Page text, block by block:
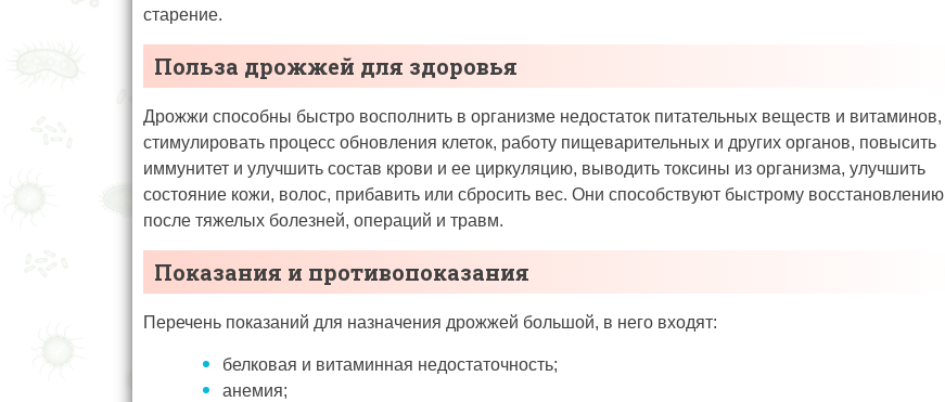
старение.
Польза дрожжей для здоровья
Дрожжи способны быстро восполнить в организме недостаток питательных веществ и витаминов,
стимулировать процесс обновления клеток, работу пищеварительных и других органов, повысить
иммунитет и улучшить состав крови и ее циркуляцию, выводить токсины из организма, улучшить
состояние кожи, волос, прибавить или сбросить вес. Они способствуют быстрому восстановлению
после тяжелых болезней, операций и травм.
Показания и противопоказания
Перечень показаний для назначения дрожжей большой, в него входят:
белковая и витаминная недостаточность;
анемия;